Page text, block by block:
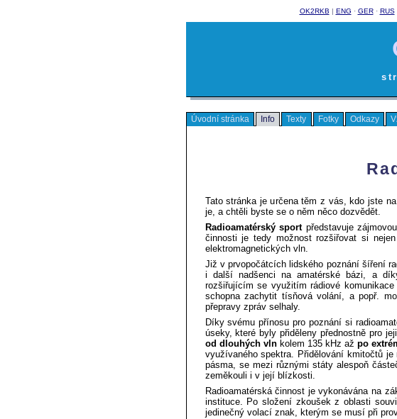
OK2RKB ENG · GER· RUS
Úvodní stránka Info Texty Fotky Odkazy
Tato stránka je určena těm z vás, kdo jste
je, a chtěli byste se o něm něco dozvědět.
Radioamatérský sportpředstavuje
činnosti je tedy možnost rozšiřovat si
elektromagnetických vln.
Již v prvopočátcích lidského poznání šíření
i další nadšenci na amatérské bázi, a
rozšiřujícím se využitím rádiové
schopna zachytit tísňová volání, a popř.
přepravy zpráv selhaly.
Díky svému přínosu pro poznání si
úseky, které byly přiděleny přednostně pro
od dlouhých vlnkolem 135 kHz ažpo
využívaného spektra. Přidělování kmitočtů
pásma, se mezi různými státy alespoň
zeměkouli i v její blízkosti.
Radioamatérská činnost je vykonávána na
instituce. Po složení zkoušek z oblasti
jedinečný volací znak, kterým se musí při